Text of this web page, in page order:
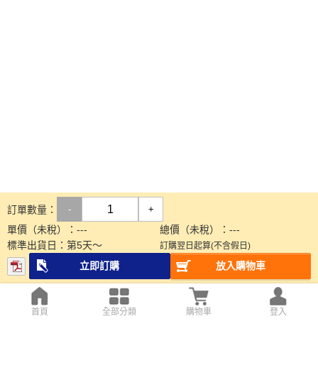
訂單數量： - +
單價（未稅）： --- 總價（未稅）： ---
標準出貨日： 第5天～ 訂購翌日起算(不含假日)
立即訂購 放入購物車
首頁 全部分類 購物車 登入